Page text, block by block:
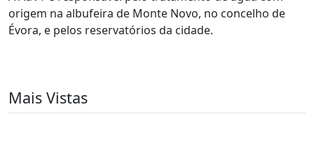
origem na albufeira de Monte Novo, no concelho de
Évora, e pelos reservatórios da cidade.
Mais Vistas